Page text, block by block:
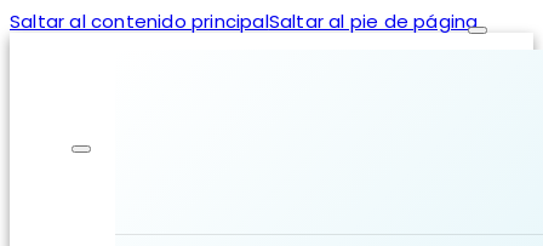
Saltar al contenido principalSaltar al pie de página